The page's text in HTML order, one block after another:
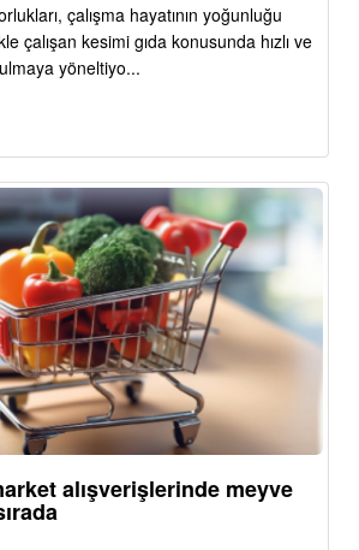
çalışma hayatının yoğunluğu
çalışan kesimi gıda konusunda hızlı ve
yöneltiyo...
alışverişlerinde meyve